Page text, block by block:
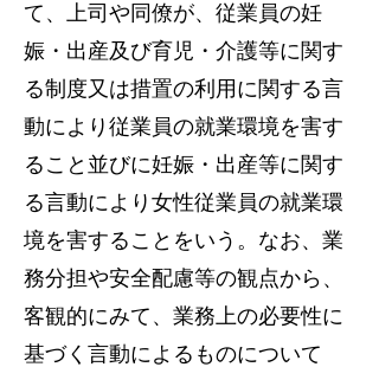
て、上司や同僚が、従業員の妊
娠・出産及び育児・介護等に関す
る制度又は措置の利用に関する言
動により従業員の就業環境を害す
ること並びに妊娠・出産等に関す
る言動により女性従業員の就業環
境を害することをいう。なお、業
務分担や安全配慮等の観点から、
客観的にみて、業務上の必要性に
基づく言動によるものについて